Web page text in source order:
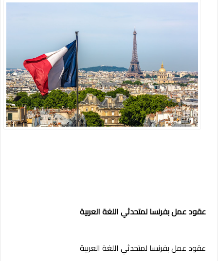
عقود عمل بفرنسا لمتحدثي اللغة العربية
عقود عمل بفرنسا لمتحدثي اللغة العربية